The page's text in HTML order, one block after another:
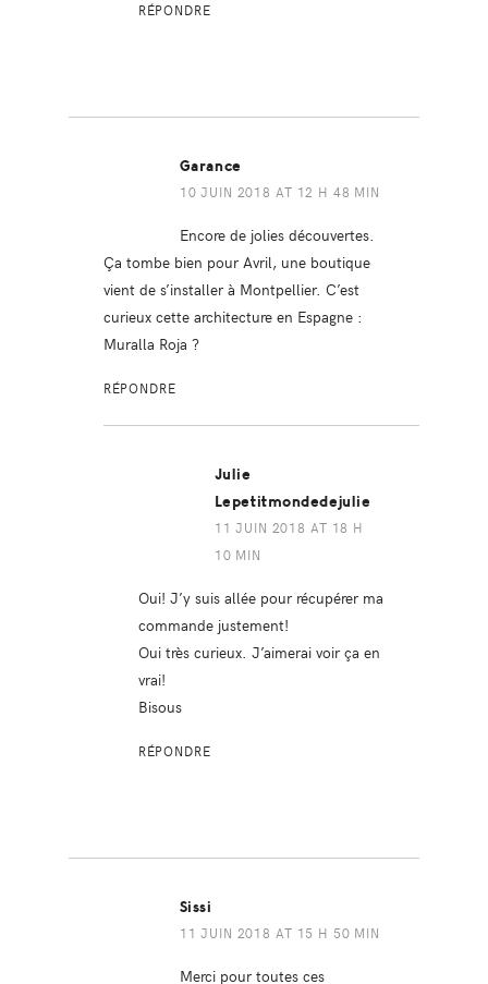
RÉPONDRE
Garance
10 JUIN 2018 AT 12 H 48 MIN
Encore de jolies découvertes.
Ça tombe bien pour Avril, une boutique
vient de s’installer à Montpellier. C’est
curieux cette architecture en Espagne :
Muralla Roja ?
RÉPONDRE
Julie
Lepetitmondedejulie
11 JUIN 2018 AT 18 H
10 MIN
Oui! J’y suis allée pour récupérer ma
commande justement!
Oui très curieux. J’aimerai voir ça en
vrai!
Bisous
RÉPONDRE
Sissi
11 JUIN 2018 AT 15 H 50 MIN
Merci pour toutes ces